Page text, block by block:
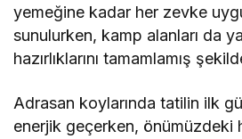
yemeğine kadar her zevke
sunulurken, kamp alanları da
hazırlıklarını tamamlamış
Adrasan koylarında tatilin ilk
enerjik geçerken, önümüzdeki